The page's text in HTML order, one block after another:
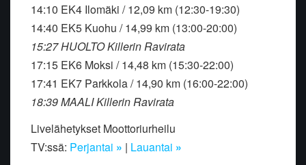
14:10 EK4 Ilomäki / 12,09 km (12:30-19:30)
14:40 EK5 Kuohu / 14,99 km (13:00-20:00)
15:27 HUOLTO Killerin Ravirata
17:15 EK6 Moksi / 14,48 km (15:30-22:00)
17:41 EK7 Parkkola / 14,90 km (16:00-22:00)
18:39 MAALI Killerin Ravirata
Livelähetykset Moottoriurheilu
TV:ssä: Perjantai » | Lauantai »